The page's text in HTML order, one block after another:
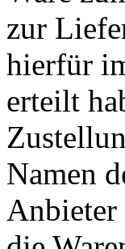
zur
hierfür
erteilt
Namen